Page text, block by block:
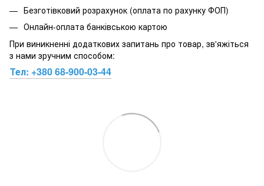
Безготівковий розрахунок (оплата по рахунку ФОП)
Онлайн-оплата банківською картою
При виникненні додаткових запитань про товар, зв'яжіться
з нами зручним способом:
Тел: +380 68-900-03-44